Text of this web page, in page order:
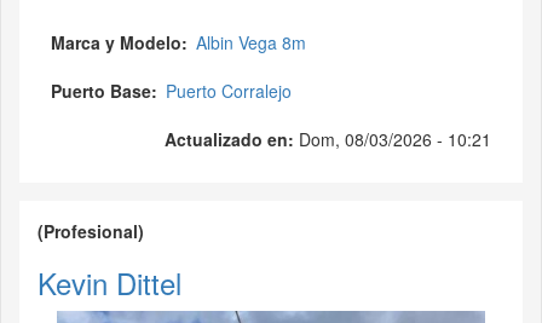
Marca y Modelo
Albin Vega 8m
Puerto Base
Puerto Corralejo
Actualizado en: Dom, 08/03/2026 - 10:21
(Profesional)
Kevin Dittel